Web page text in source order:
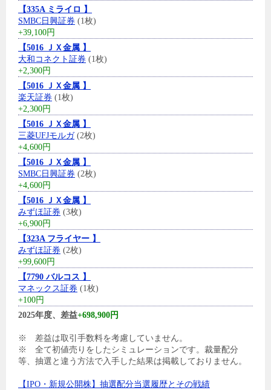
【335A ミライロ 】
SMBC日興証券 (1枚)
+39,100円
【5016 ＪＸ金属 】
大和コネクト証券 (1枚)
+2,300円
【5016 ＪＸ金属 】
楽天証券 (1枚)
+2,300円
【5016 ＪＸ金属 】
三菱UFJモルガ(2枚)
+4,600円
【5016 ＪＸ金属 】
SMBC日興証券 (2枚)
+4,600円
【5016 ＪＸ金属 】
みずほ証券 (3枚)
+6,900円
【323A フライヤー 】
みずほ証券 (2枚)
+99,600円
【7790 バルコス 】
マネックス証券 (1枚)
+100円
2025年度、差益+698,900円
※ 差益は取引手数料を考慮していません。
※ 全て初値売りをしたシミュレーションです。裁量配分
等、抽選と違う方法で入手した結果は掲載しておりません。
【IPO・新規公開株】抽選配分当選履歴とその戦績